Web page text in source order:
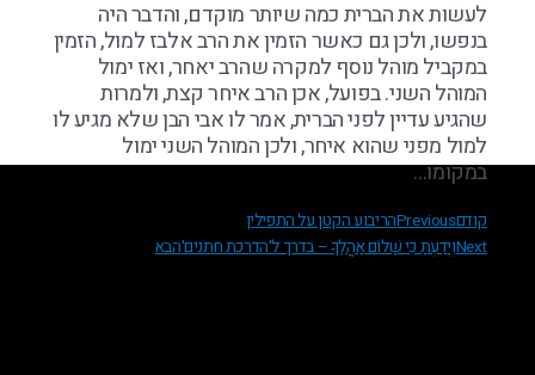
לעשות את הברית כמה שיותר מוקדם, והדבר היה
בנפשו, ולכן גם כאשר הזמין את הרב אלבז למול, הזמין
במקביל מוהל נוסף למקרה שהרב יאחר, ואז ימול
המוהל השני. בפועל, אכן הרב איחר קצת, ולמרות
שהגיע עדיין לפני הברית, אמר לו אבי הבן שלא מגיע לו
למול מפני שהוא איחר, ולכן המוהל השני ימול
במקומו…
קודםPreviousהריבוע הקטן על התפילין
Nextוְיָדַעְתָּ כִּי שָׁלוֹם אָהֳלֶךָ – בדרך ל'הדרכת חתנים'הבא